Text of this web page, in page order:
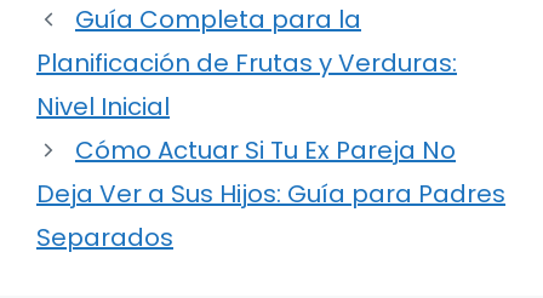
Guía Completa para la
Planificación de Frutas y Verduras:
Nivel Inicial
Cómo Actuar Si Tu Ex Pareja No
Deja Ver a Sus Hijos: Guía para Padres
Separados